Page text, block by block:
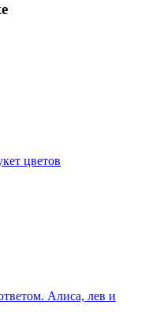
цветов
Алиса, лев и